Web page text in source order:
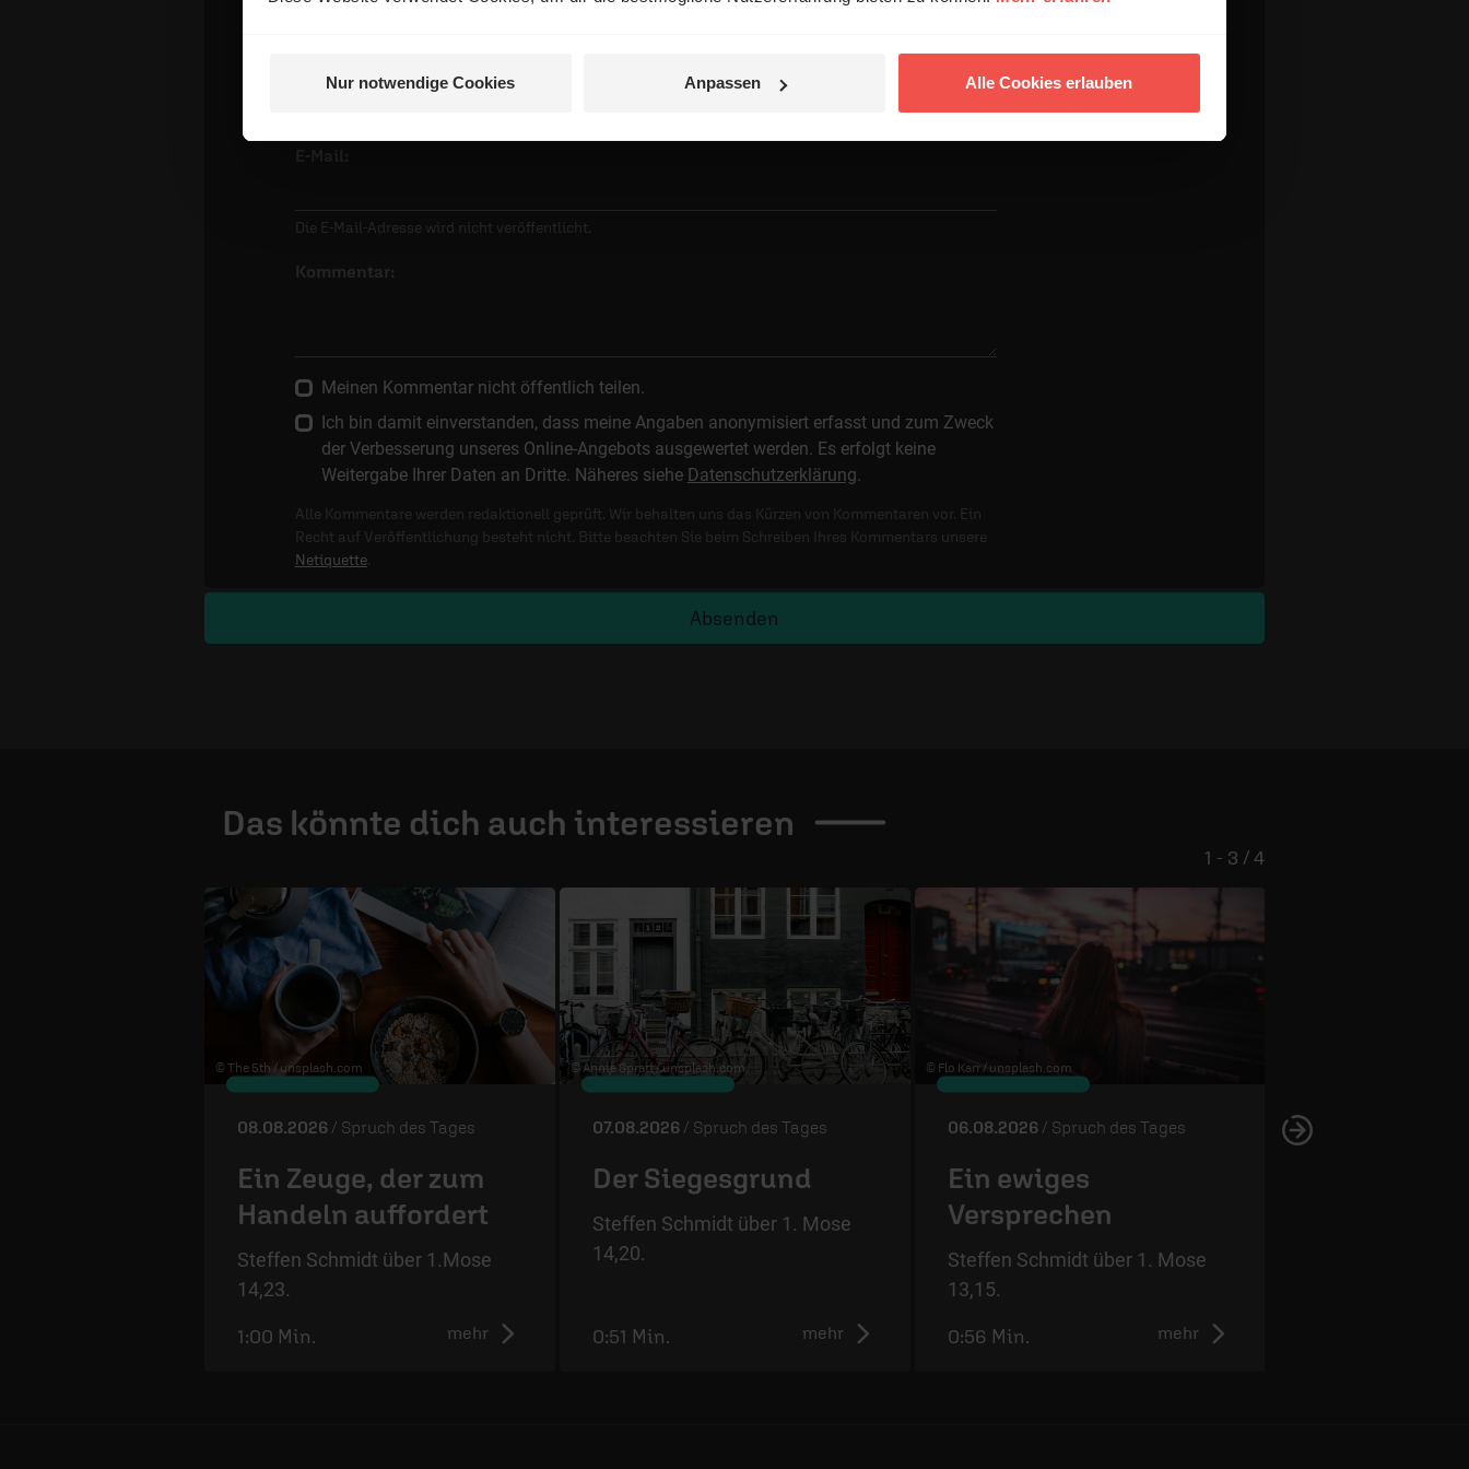
Nur notwendige Cookies Anpassen Alle Cookies erlauben
Die E-Mail-Adresse wird nicht veröffentlicht.
Kommentar:
Meinen Kommentar nicht öffentlich teilen.
Ich bin damit einverstanden, dass meine Angaben anonymisiert erfasst und zum Zweck
der Verbesserung unseres Online-Angebots ausgewertet werden. Es erfolgt keine
Weitergabe Ihrer Daten an Dritte. Näheres siehe Datenschutzerklärung.
Alle Kommentare werden redaktionell geprüft. Wir behalten uns das Kürzen von Kommentaren vor. Ein
Recht auf Veröffentlichung besteht nicht. Bitte beachten Sie beim Schreiben Ihres Kommentars unsere
Netiquette.
Absenden
Das könnte dich auch interessieren
© The 5th / unsplash.com
08.08.2026 / Spruch des Tages
Ein Zeuge, der zum
Handeln auffordert
Steffen Schmidt über 1.Mose
14,23.
mehr
1:00 Min.
© Annie Spratt /unsplash.com
07.08.2026 / Spruch des Tages
Der Siegesgrund
Steffen Schmidt über 1. Mose
14,20.
mehr
0:51 Min.
© Flo Karr / unsplash.com
06.08.2026 / Spruch des Tages
Ein ewiges
Versprechen
Steffen Schmidt über 1. Mose
13,15.
mehr
0:56 Min.
05.08.2026
1 - 3 / 4